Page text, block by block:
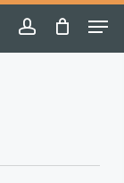
account